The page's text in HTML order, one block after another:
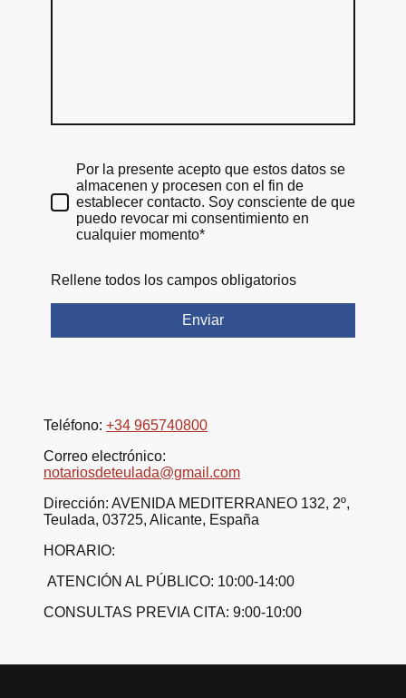
Por la presente acepto que estos datos se
almacenen y procesen con el fin de
establecer contacto. Soy consciente de que
puedo revocar mi consentimiento en
cualquier momento*
Rellene todos los campos obligatorios
Enviar
Teléfono: +34 965740800
Correo electrónico:
notariosdeteulada@gmail.com
Dirección: AVENIDA MEDITERRANEO 132, 2º,
Teulada, 03725, Alicante, España
HORARIO:
ATENCIÓN AL PÚBLICO: 10:00-14:00
CONSULTAS PREVIA CITA: 9:00-10:00